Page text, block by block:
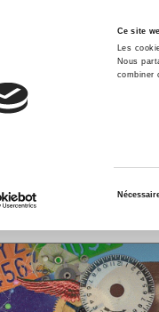
Ce site
Les
Nous
combiner
IMAGES